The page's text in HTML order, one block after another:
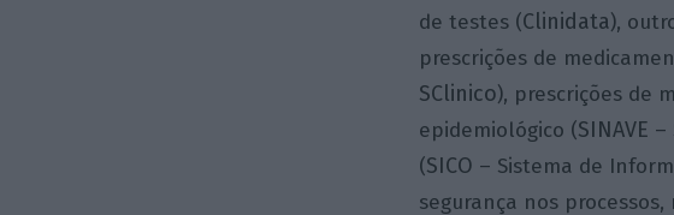
de testes (Clinidata),
prescrições de
SClinico), prescrições de
epidemiológico (SINAVE –
(SICO – Sistema de
segurança nos